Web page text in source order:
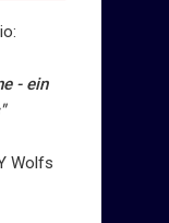
- ein
Wolfs